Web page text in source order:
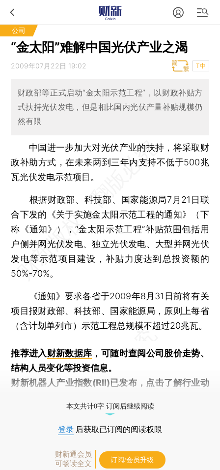
公司
“金太阳”难解中国光伏产业之渴
2009年07月22日 19:02 T中
财政部等正式启动“金太阳示范工程”，以财政补贴方
式扶持光伏发电，但是相比国内光伏产量补贴规模仍
然有限
中国进一步加大对光伏产业的扶持，将采取财
政补助方式，在未来两到三年内支持不低于500兆
瓦光伏发电示范项目。
根据财政部、科技部、国家能源局7月21日联
合下发的《关于实施金太阳示范工程的通知》（下
称《通知》），“金太阳示范工程”补贴范围包括用
户侧并网光伏发电、独立光伏发电、大型并网光伏
发电等示范项目建设，补贴力度达到总投资额的
50%-70%。
《通知》要求各省于2009年8月31日前将有关
项目报财政部、科技部、国家能源局，原则上每省
（含计划单列市）示范工程总规模不超过20兆瓦。
推荐进入财新数据库 ，可随时查阅公司股价走势、
结构人员变化等投资信息。
财新机器人产业指数(RII)已发布， 点击了解行业动
本文共计0字 订阅后继续阅读
登录 后获取已订阅的阅读权限
财新通会员
可畅读全文
订阅/会员升级